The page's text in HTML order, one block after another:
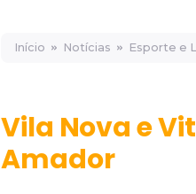
Início Notícias Esporte e
Vila Nova e
Amador